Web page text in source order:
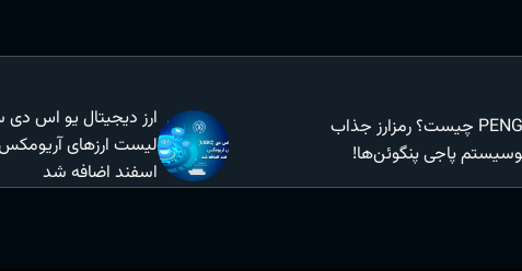
PENGU چیست؟ رمزارز جذاب
پاجی پنگوئن‌ها!
اسفند اضافه شد